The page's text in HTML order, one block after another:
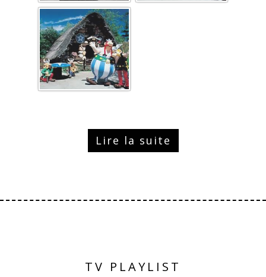
Lire la suite
TV PLAYLIST